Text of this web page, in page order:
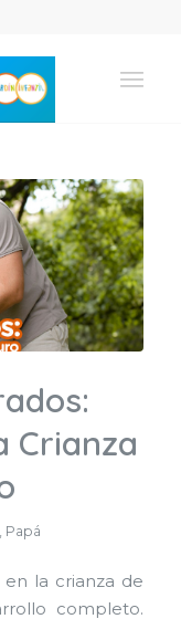
Crianza
, Papá
la crianza de
completo.